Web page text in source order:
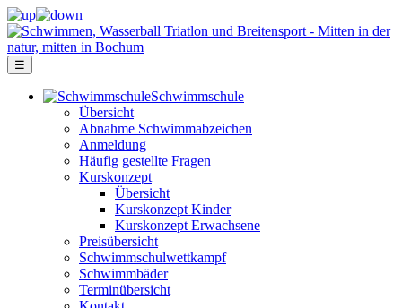
☰
Schwimm­schule
Übersicht
Ab­nah­me Schwimm­ab­zei­chen
Anmeldung
Häufig gestellte Fragen
Kurs­konzept
Übersicht
Kurskonzept Kinder
Kurskonzept Erwachsene
Preis­über­sicht
Schwimm­schul­wett­kampf
Schwimm­bäder
Terminübersicht